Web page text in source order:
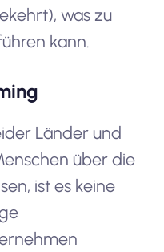
was zu
kann.
Länder und
über die
ist es keine